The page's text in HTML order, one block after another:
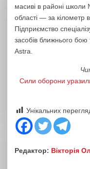
масиві в районі школи
області — за кілометр
Підприємство
засобів ближнього
Astra.
Сили оборони
Унікальних
Редактор: Вікторія